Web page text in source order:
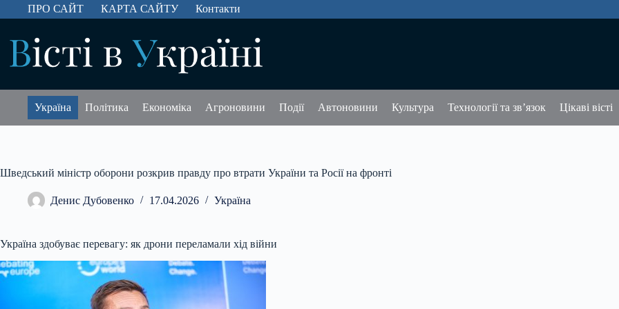
Перейти
до
ПРО САЙТ КАРТА САЙТУ Контакти
Україна Політика Економіка Агроновини Події Автоновини Культура Технології та зв’язок Цікаві вісті
Шведський міністр оборони розкрив правду про втрати України та Росії на фронті
Денис Дубовенко 17.04.2026 Україна
Україна здобуває перевагу: як дрони переламали хід війни